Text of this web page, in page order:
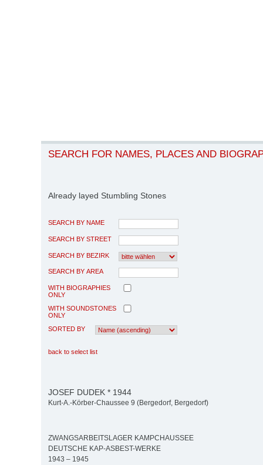
SEARCH FOR NAMES, PLACES AND
Already layed Stumbling Stones
SEARCH BY NAME
SEARCH BY STREET
SEARCH BY BEZIRK
SEARCH BY AREA
WITH BIOGRAPHIES
ONLY
WITH SOUNDSTONES
ONLY
SORTED BY
back to select list
JOSEF DUDEK * 1944
Kurt-A.-Körber-Chaussee 9 (Bergedorf, Bergedorf)
ZWANGSARBEITSLAGER KAMPCHAUSSEE
DEUTSCHE KAP-ASBEST-WERKE
1943 – 1945